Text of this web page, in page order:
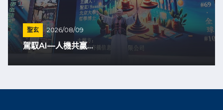
聖玄 2026/08/09
駕馭AI—人機共贏...